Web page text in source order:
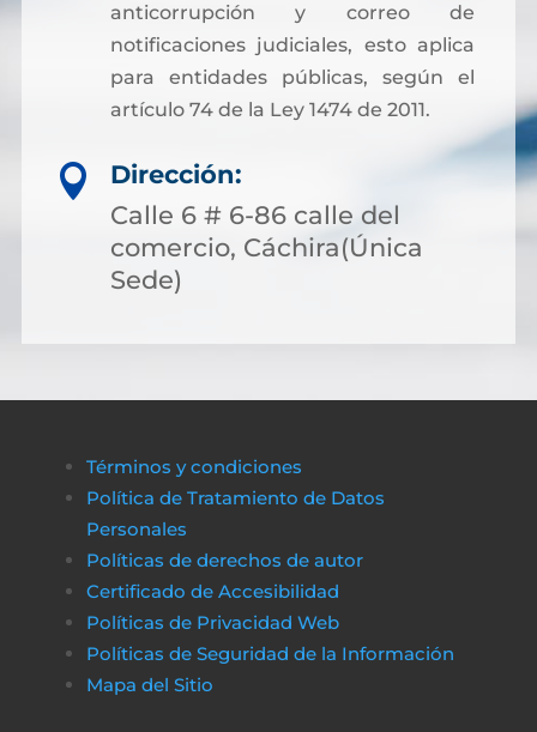
anticorrupción y correo de
notificaciones judiciales, esto aplica
para entidades públicas, según el
artículo 74 de la Ley 1474 de 2011.

Dirección:
Calle 6 # 6-86 calle del
comercio, Cáchira(Única
Sede)
Términos y condiciones
Política de Tratamiento de Datos
Personales
Políticas de derechos de autor
Certificado de Accesibilidad
Políticas de Privacidad Web
Políticas de Seguridad de la Información
Mapa del Sitio